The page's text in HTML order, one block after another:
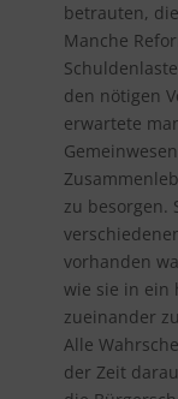
betrauten,
Manche
den nötigen
erwartete
zu besorgen.
vorhanden
wie sie in ein
zueinander
Alle
der Zeit